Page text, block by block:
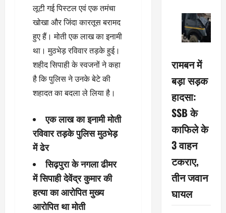
लूटी गई पिस्टल एवं एक तमंचा
खोखा और जिंदा कारतूस बरामद
हुए हैं। मोती एक लाख का इनामी
था। मुठभेड़ रविवार तड़के हुई।
शहीद सिपाही के स्‍वजनों ने कहा
है कि पुलिस ने उनके बेटे की
शहादत का बदला ले लिया है।
एक लाख का इनामी मोती
रविवार तड़के पुलिस मुठभेड़
में ढेर
सिढ़पुरा के नगला ढीमर
में सिपाही देवेंद्र कुमार की
हत्या का आरोपित मुख्य
आरोपित था मोती
रामबन में
बड़ा सड़क
हादसा:
SSB के
काफिले के
3 वाहन
टकराए,
तीन जवान
घायल